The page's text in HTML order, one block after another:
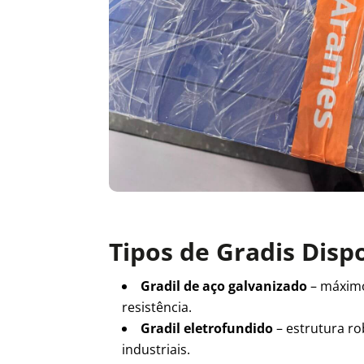
Tipos de Gradis
Gradil de aço galvanizado–
resistência.
Gradil eletrofundido– estrutura
industriais.